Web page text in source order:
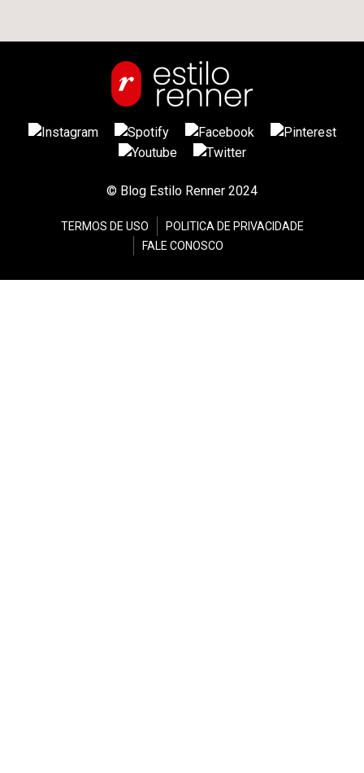
© Blog Estilo Renner 2024
TERMOS DE USO
POLITICA DE PRIVACIDADE
FALE CONOSCO